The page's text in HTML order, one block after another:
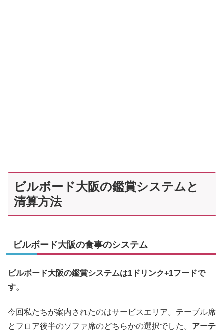
ビルボード大阪の鑑賞システムと
清算方法
ビルボード大阪の食事のシステム
ビルボード大阪の鑑賞システムは1ドリンク+1フードで
す。
今回私たちが案内されたのはサービスエリア。テーブル席
とフロア後半のソファ席のどちらかの選択でした。 アーテ